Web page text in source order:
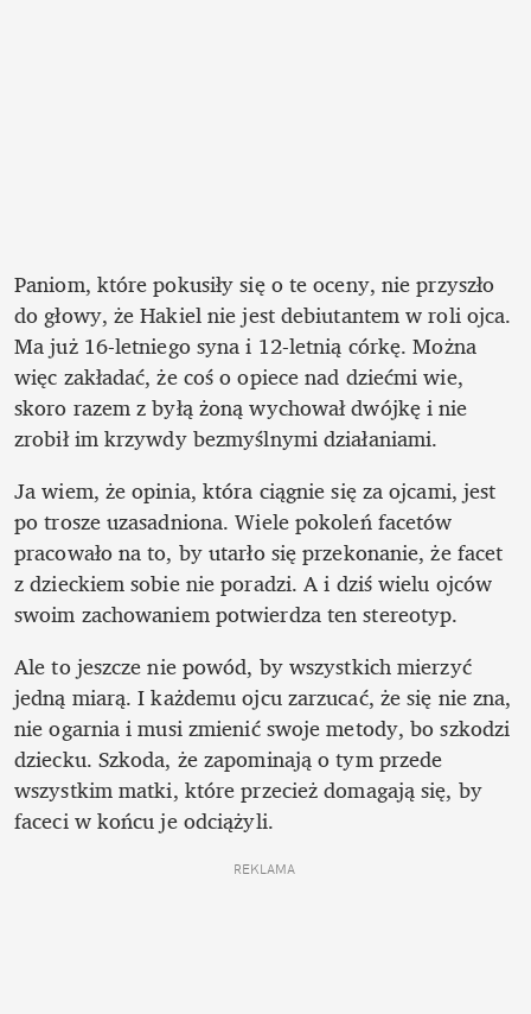
Paniom, które pokusiły się o te oceny, nie przyszło
do głowy, że Hakiel nie jest debiutantem w roli ojca.
Ma już 16-letniego syna i 12-letnią córkę. Można
więc zakładać, że coś o opiece nad dziećmi wie,
skoro razem z byłą żoną wychował dwójkę i nie
zrobił im krzywdy bezmyślnymi działaniami.
Ja wiem, że opinia, która ciągnie się za ojcami, jest
po trosze uzasadniona. Wiele pokoleń facetów
pracowało na to, by utarło się przekonanie, że facet
z dzieckiem sobie nie poradzi. A i dziś wielu ojców
swoim zachowaniem potwierdza ten stereotyp.
Ale to jeszcze nie powód, by wszystkich mierzyć
jedną miarą. I każdemu ojcu zarzucać, że się nie zna,
nie ogarnia i musi zmienić swoje metody, bo szkodzi
dziecku. Szkoda, że zapominają o tym przede
wszystkim matki, które przecież domagają się, by
faceci w końcu je odciążyli.
REKLAMA